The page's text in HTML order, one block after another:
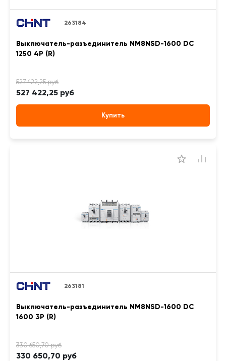
263184
Выключатель-разъединитель NM8NSD-1600 DC
1250 4P (R)
527 422,25 руб
Купить
263181
Выключатель-разъединитель NM8NSD-1600 DC
1600 3P (R)
330 650,70 руб